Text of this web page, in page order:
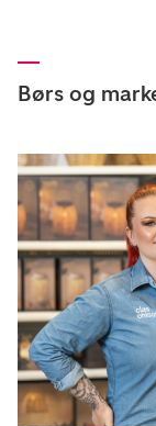
Børs og